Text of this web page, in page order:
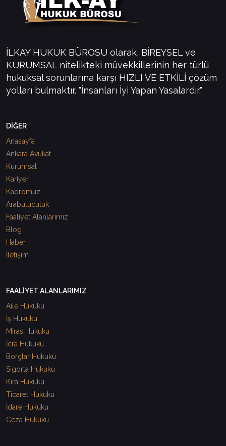
İLKAY HUKUK BÜROSU olarak, BİREYSEL ve
KURUMSAL nitelikteki müvekkillerinin her türlü
hukuksal sorunlarına karşı HIZLI VE ETKİLİ çözüm
yolları bulmaktır. "İnsanları İyi Yapan Yasalardır."
DİĞER
Anasayfa
Ankara Avukat
Kurumsal
Kariyer
Kadromuz
Arabuluculuk
Faaliyet Alanlarımız
Blog
Haber
İletişim
FAALİYET ALANLARIMIZ
Aile Hukuku
İş Hukuku
Miras Hukuku
İcra Hukuku
Borçlar Hukuku
Sigorta Hukuku
Kira Hukuku
Ticaret Hukuku
İdare Hukuku
Ceza Hukuku